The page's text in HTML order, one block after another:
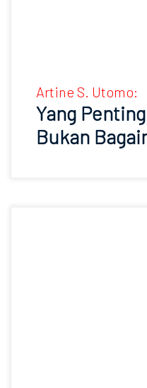
Artine S. Utomo:
Yang
Bukan